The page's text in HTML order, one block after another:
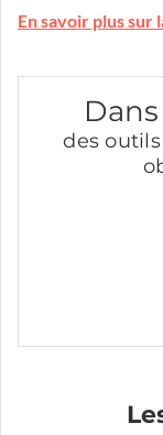
En savoir plus
des